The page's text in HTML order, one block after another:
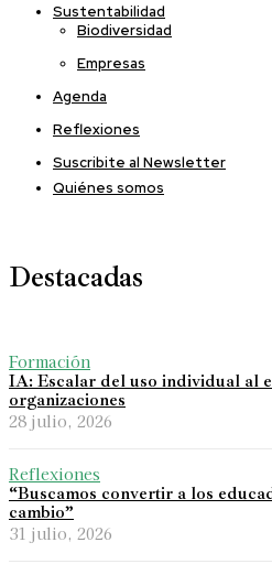
Sustentabilidad
Biodiversidad
Empresas
Agenda
Reflexiones
Suscribite al Newsletter
Quiénes somos
Destacadas
Formación
IA: Escalar del uso individual al
organizaciones
28 julio, 2026
Reflexiones
“Buscamos convertir a los
cambio”
31 julio, 2026